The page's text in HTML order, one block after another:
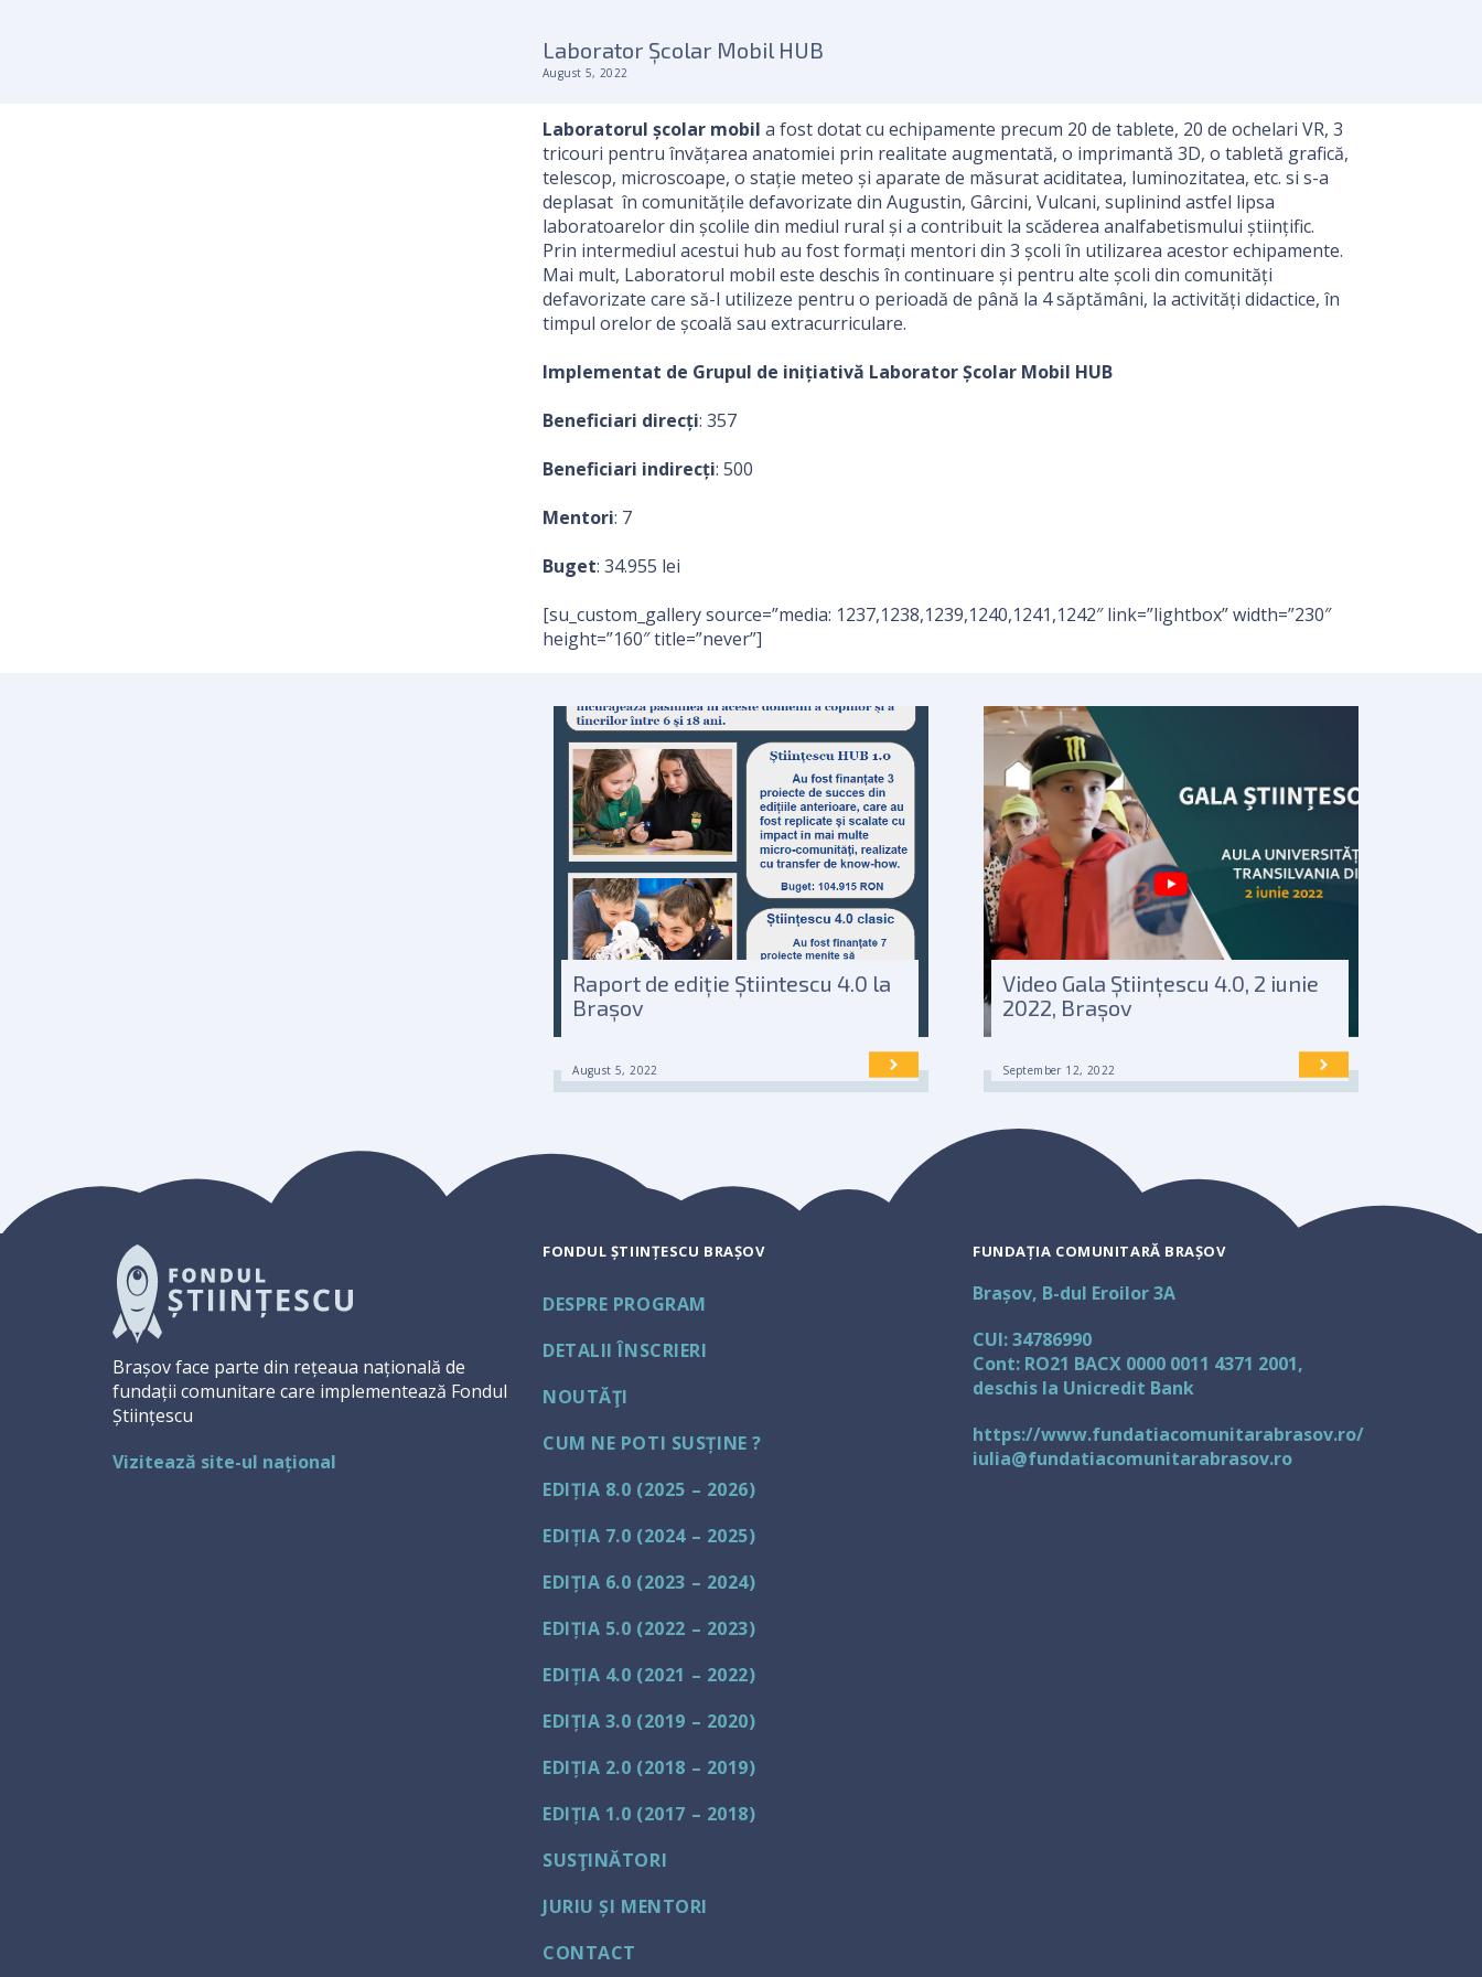
Laborator Școlar Mobil HUB
August 5, 2022
Laboratorul școlar mobil a fost dotat cu echipamente precum 20 de tablete, 20 de ochelari VR, 3
tricouri pentru învățarea anatomiei prin realitate augmentată, o imprimantă 3D, o tabletă grafică,
telescop, microscoape, o stație meteo și aparate de măsurat aciditatea, luminozitatea, etc. si s-a
deplasat în comunitățile defavorizate din Augustin, Gârcini, Vulcani, suplinind astfel lipsa
laboratoarelor din școlile din mediul rural și a contribuit la scăderea analfabetismului științific.
Prin intermediul acestui hub au fost formați mentori din 3 școli în utilizarea acestor echipamente.
Mai mult, Laboratorul mobil este deschis în continuare și pentru alte școli din comunități
defavorizate care să-l utilizeze pentru o perioadă de până la 4 săptămâni, la activități didactice, în
timpul orelor de școală sau extracurriculare.
Implementat de Grupul de inițiativă Laborator Școlar Mobil HUB
Beneficiari direcți: 357
Beneficiari indirecți: 500
Mentori: 7
Buget: 34.955 lei
[su_custom_gallery source=”media: 1237,1238,1239,1240,1241,1242″ link=”lightbox” width=”230″
height=”160″ title=”never”]
Raport de ediție Știintescu 4.0 la
Brașov
August 5, 2022
Video Gala Științescu 4.0, 2 iunie
2022, Brașov
September 12, 2022
Brașov face parte din rețeaua națională de
fundații comunitare care implementează Fondul
Științescu
Vizitează site-ul național
FONDUL ȘTIINȚESCU BRAȘOV
DESPRE PROGRAM
DETALII ÎNSCRIERI
NOUTĂŢI
CUM NE POTI SUSȚINE ?
EDIȚIA 8.0 (2025 – 2026)
EDIȚIA 7.0 (2024 – 2025)
EDIȚIA 6.0 (2023 – 2024)
EDIȚIA 5.0 (2022 – 2023)
EDIȚIA 4.0 (2021 – 2022)
EDIȚIA 3.0 (2019 – 2020)
EDIȚIA 2.0 (2018 – 2019)
EDIȚIA 1.0 (2017 – 2018)
SUSŢINĂTORI
JURIU ȘI MENTORI
CONTACT
FUNDAȚIA COMUNITARĂ BRAȘOV
Brașov, B-dul Eroilor 3A
CUI: 34786990
Cont: RO21 BACX 0000 0011 4371 2001,
deschis la Unicredit Bank
https://www.fundatiacomunitarabrasov.ro/
iulia@fundatiacomunitarabrasov.ro